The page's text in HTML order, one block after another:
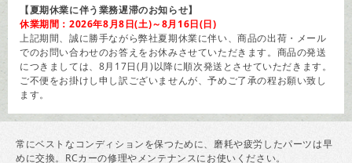
【夏期休業に伴う業務遅滞のお知らせ】
休業期間：2026年8月8日(土)～8月16日(日)
上記期間、誠に勝手ながら弊社夏期休業に伴い、商品の出荷・メール
でのお問い合わせのお答えをお休みさせていただきます。商品の発送
につきましては、8月17日(月)以降に順次発送とさせていただきます。
ご不便をお掛けし申し訳ございませんが、予めご了承の程お願い致し
ます。
常にベストなコンディションを保つために、磨耗や疲労したパーツは早
めに交換。RCカーの修理やメンテナンスにお使いください。